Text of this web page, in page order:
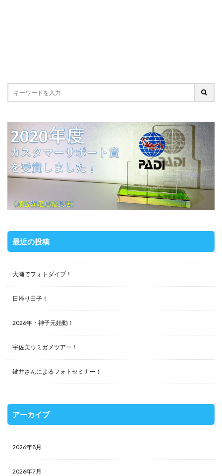
最近の投稿
大瀬でフォトダイブ！
日帰り田子！
2026年・神子元始動！
宇佐美ウミガメツアー！
鍵井さんによるフォトセミナー！
アーカイブ
2026年8月
2026年7月